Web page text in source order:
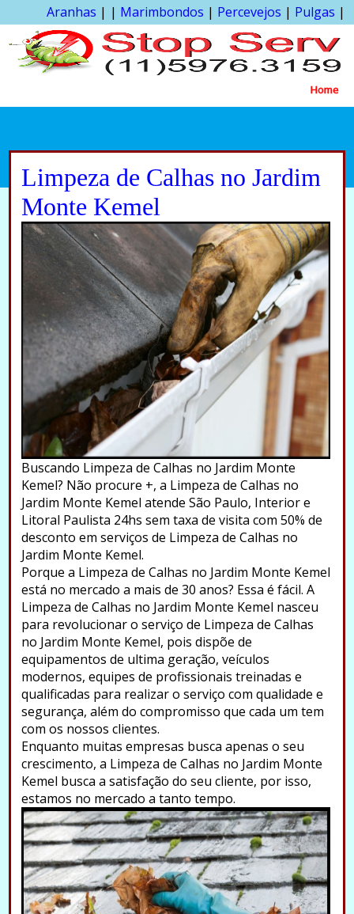
Aranhas | | Marimbondos | Percevejos | Pulgas |
Home
Limpeza de Calhas no Jardim
Monte Kemel
Buscando Limpeza de Calhas no Jardim Monte
Kemel? Não procure +, a Limpeza de Calhas no
Jardim Monte Kemel atende São Paulo, Interior e
Litoral Paulista 24hs sem taxa de visita com 50% de
desconto em serviços de Limpeza de Calhas no
Jardim Monte Kemel.
Porque a Limpeza de Calhas no Jardim Monte Kemel
está no mercado a mais de 30 anos? Essa é fácil. A
Limpeza de Calhas no Jardim Monte Kemel nasceu
para revolucionar o serviço de Limpeza de Calhas
no Jardim Monte Kemel, pois dispõe de
equipamentos de ultima geração, veículos
modernos, equipes de profissionais treinadas e
qualificadas para realizar o serviço com qualidade e
segurança, além do compromisso que cada um tem
com os nossos clientes.
Enquanto muitas empresas busca apenas o seu
crescimento, a Limpeza de Calhas no Jardim Monte
Kemel busca a satisfação do seu cliente, por isso,
estamos no mercado a tanto tempo.